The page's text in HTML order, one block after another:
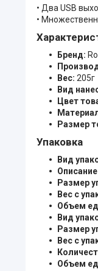
• Два USB
•
Бренд:
Вес: 205г
Вид
Цвет
Размер
Упаковка
Вид
Размер
Вес с
Объем
Вид
Размер
Вес с
Объем